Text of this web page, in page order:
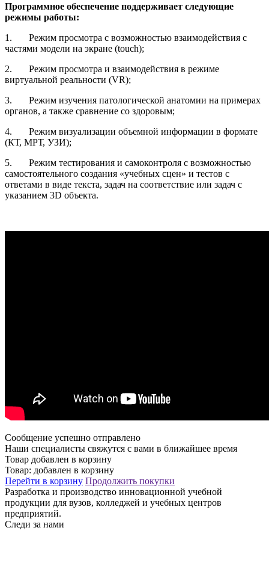
Программное обеспечение поддерживает следующие
режимы работы:
1. Режим просмотра с возможностью взаимодействия с
частями модели на экране (touch);
2. Режим просмотра и взаимодействия в режиме
виртуальной реальности (VR);
3. Режим изучения патологической анатомии на примерах
органов, а также сравнение со здоровым;
4. Режим визуализации объемной информации в формате
(КТ, МРТ, УЗИ);
5. Режим тестирования и самоконтроля с возможностью
самостоятельного создания «учебных сцен» и тестов с
ответами в виде текста, задач на соответствие или задач с
указанием 3D объекта.
Сообщение успешно отправлено
Наши специалисты свяжутся с вами в ближайшее время
Товар добавлен в корзину
Товар: добавлен в корзину
Перейти в корзину Продолжить покупки
Разработка и производство инновационной учебной
продукции для вузов, колледжей и учебных центров
предприятий.
Следи за нами